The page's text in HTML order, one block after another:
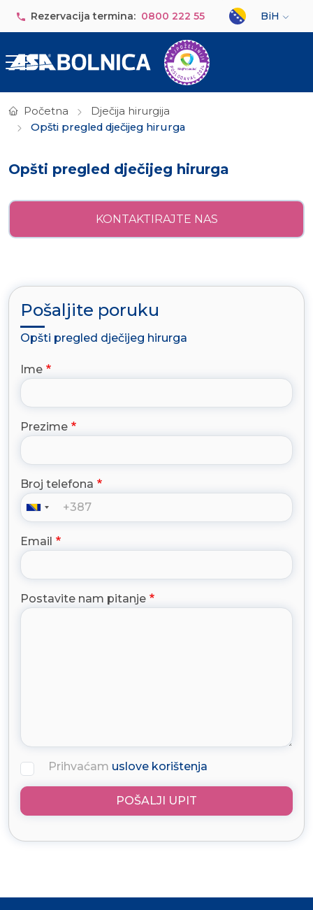
Rezervacija termina: 0800 222 55
Select your
BiH
Početna
Dječija hirurgija
Opšti pregled dječijeg hirurga
Opšti pregled dječijeg hirurga
KONTAKTIRAJTE NAS
Pošaljite poruku
Opšti pregled dječijeg hirurga
Ime
Prezime
Broj telefona
Email
Postavite nam pitanje
Prihvaćam uslove korištenja
POŠALJI UPIT